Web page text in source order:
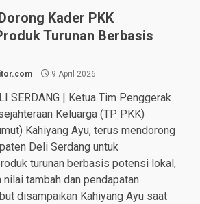
Kader PKK
Turunan Berbasis
9 April 2026
SERDANG | Ketua Tim Penggerak
Keluarga (TP PKK)
Kahiyang Ayu, terus mendorong
Deli Serdang untuk
turunan berbasis potensi lokal,
tambah dan pendapatan
disampaikan Kahiyang Ayu saat